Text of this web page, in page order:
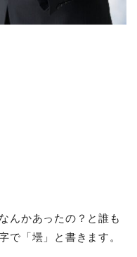
んかあったの？と誰も
で「壜」と書きます。